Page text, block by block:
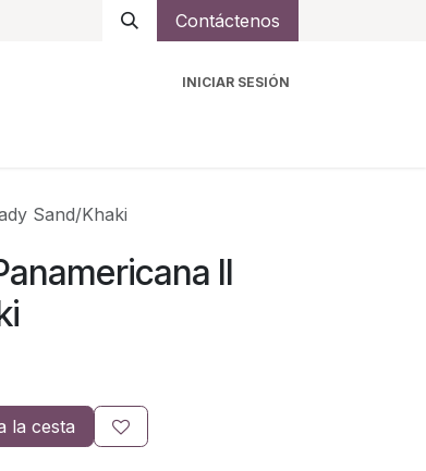
Contáctenos
INICIAR SESIÓN
Sand/Khaki
II
la cesta